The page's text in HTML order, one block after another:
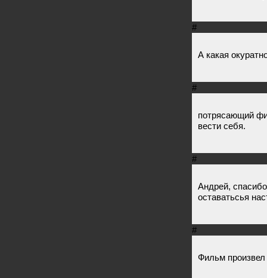
#
А какая
#
потрясающий
вести себя.
#
Андрей,
оставатьсья
#
Фильм произвел